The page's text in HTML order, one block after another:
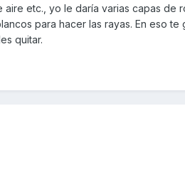
etc., yo le daría varias capas de
para hacer las rayas. En eso te
quitar.